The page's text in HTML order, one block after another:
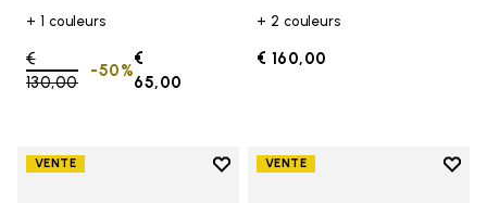
+ 1 couleurs
Price reduced from
€
130,00to
€
65,00
-50%
+ 2 couleurs
€ 160,00
VENTE
Add to wishlist
VENTE
Add